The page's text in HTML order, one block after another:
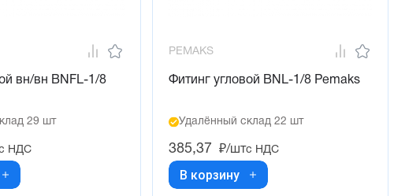
вн/вн BNFL-1/8
29 шт
НДС
PEMAKS
Фитинг угловой BNL-1/8 Pemaks
Удалённый склад 22 шт
385,37 ₽/штс НДС
В корзину